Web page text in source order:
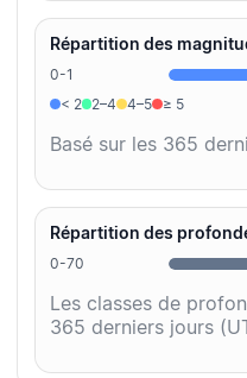
Répartition des
0-1
< 2
2–4 4–5 ≥ 5
Basé sur les 365
Répartition des
0-70
Les classes de
365 derniers jours